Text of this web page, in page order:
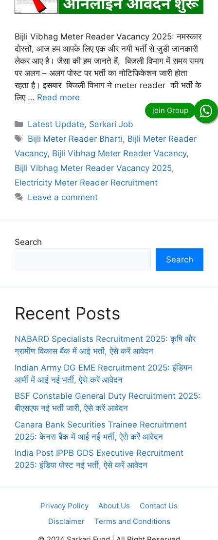
Bijli Vibhag Meter Reader Vacancy 2025: नमस्कार
दोस्तों, आज हम आपके लिए एक और नयी भर्ती से जुडी जानकारी
लेकर आए है। जैसा की हम जानते हैं, बिजली विभाग में समय समय
पर अलग – अलग पोस्ट पर भर्ती का नोटिफिकेशन जारी होता
रहता है। इसबार बिजली विभाग ने meter reader की भर्ती के
लिए … Read more
Categories
Latest Update, Sarkari Job
Tags
Bijli Meter Reader Bharti, Bijli Meter Reader
Vacancy, Bijli Vibhag Meter Reader Vacancy,
Bijli Vibhag Meter Reader Vacancy 2025,
Electricity Meter Reader Recruitment
Leave a comment
Search
Search
Recent Posts
NABARD Specialists Recruitment 2025: कृषि और
ग्रामीण विकास बैंक में आई भर्ती, ऐसे करें आवेदन
Indian Army DG EME Recruitment 2025: इंडियन
आर्मी में आई नई भर्ती, ऐसे करें आवेदन
BSF Constable General Duty Recruitment 2025:
बीएसएफ नई भर्ती जारी, ऐसे करें आवेदन
Canara Bank Securities Trainee Recruitment
2025: केनरा बैंक में आई नई भर्ती, ऐसे करें आवेदन
India Post IPPB GDS Executive Recruitment
2025: इंडिया पोस्ट नई भर्ती, ऐसे करें आवेदन
Privacy Policy About Us
Contact Us
Disclaimer
Terms and Conditions